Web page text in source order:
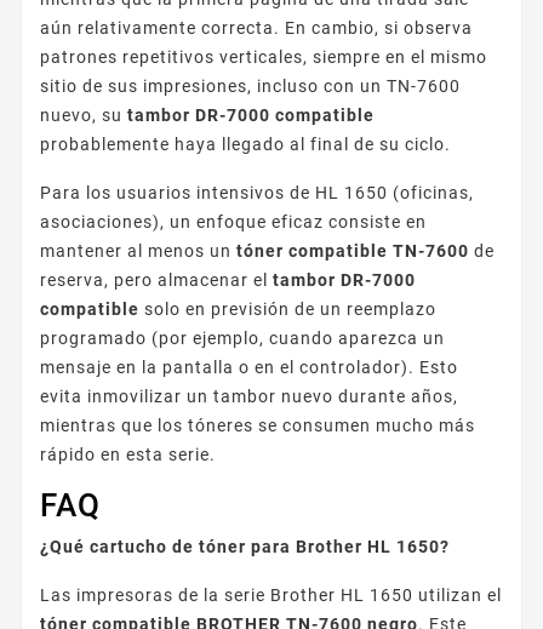
aún relativamente correcta. En cambio, si observa
patrones repetitivos verticales, siempre en el mismo
sitio de sus impresiones, incluso con un TN-7600
nuevo, su tambor DR-7000 compatible
probablemente haya llegado al final de su ciclo.
Para los usuarios intensivos de HL 1650 (oficinas,
asociaciones), un enfoque eficaz consiste en
mantener al menos un tóner compatible TN-7600 de
reserva, pero almacenar el tambor DR-7000
compatible solo en previsión de un reemplazo
programado (por ejemplo, cuando aparezca un
mensaje en la pantalla o en el controlador). Esto
evita inmovilizar un tambor nuevo durante años,
mientras que los tóneres se consumen mucho más
rápido en esta serie.
FAQ
¿Qué cartucho de tóner para Brother HL 1650?
Las impresoras de la serie Brother HL 1650 utilizan el
tóner compatible BROTHER TN-7600 negro. Este